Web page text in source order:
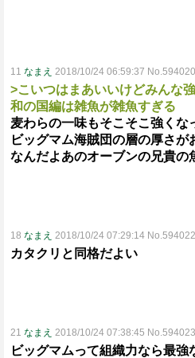
11 なまえ 2018/10/24 06:59:37
>こいつはまあいいけどみんな
和の国編は雑魚が雑魚すぎる
麦わらの一味もそこそこ強くな
ビッグマム海賊団の層の厚さが
なんだよあのオーブンの兄貴の
18 なまえ 2018/10/24 07:29:14
カタクリと同格だよい
21 なまえ 2018/10/24 07:38:45
ビッグマムって組織力なら最強